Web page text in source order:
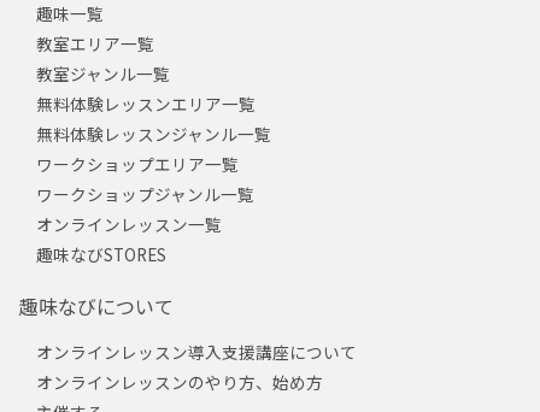
趣味一覧
教室エリア一覧
教室ジャンル一覧
無料体験レッスンエリア一覧
無料体験レッスンジャンル一覧
ワークショップエリア一覧
ワークショップジャンル一覧
オンラインレッスン一覧
趣味なびSTORES
趣味なびについて
オンラインレッスン導入支援講座について
オンラインレッスンのやり方、始め方